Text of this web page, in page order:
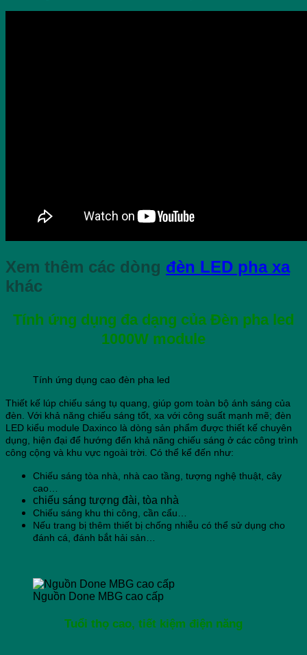
Xem thêm các dòng đèn LED pha xa
khác
Tính ứng dụng đa dạng của Đèn pha led
1000W module
Tính ứng dụng cao đèn pha led
Thiết kế lúp chiếu sáng tụ quang, giúp gom toàn bộ ánh sáng của
đèn. Với khả năng chiếu sáng tốt, xa với công suất mạnh mẽ; đèn
LED kiểu module Daxinco là dòng sản phẩm được thiết kế chuyên
dụng, hiện đại để hướng đến khả năng chiếu sáng ở các công trình
công cộng và khu vực ngoài trời. Có thể kể đến như:
Chiếu sáng tòa nhà, nhà cao tầng, tượng nghệ thuật, cây
cao…
chiếu sáng tượng đài, tòa nhà
Chiếu sáng khu thi công, cần cẩu…
Nếu trang bị thêm thiết bị chống nhiễu có thể sử dụng cho
đánh cá, đánh bắt hải sản…
Nguồn Done MBG cao cấp
Tuổi thọ cao, tiết kiệm điện năng